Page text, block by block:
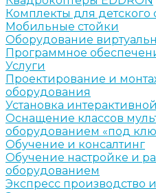
Комплекты для детского
Мобильные стойки
Оборудование
Программное
Услуги
Проектирование и
оборудования
Установка
Оснащение классов
оборудованием «под
Обучение и консалтинг
Обучение настройке и
оборудованием
Экспресс производство